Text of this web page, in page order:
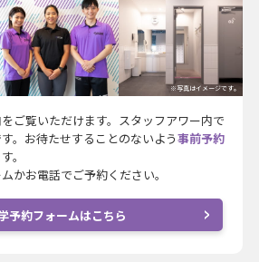
※写真はイメージです。
ご覧いただけます。スタッフアワー内で
。お待たせすることのないよう事前予約
。
かお電話でご予約ください。
予約フォームはこちら